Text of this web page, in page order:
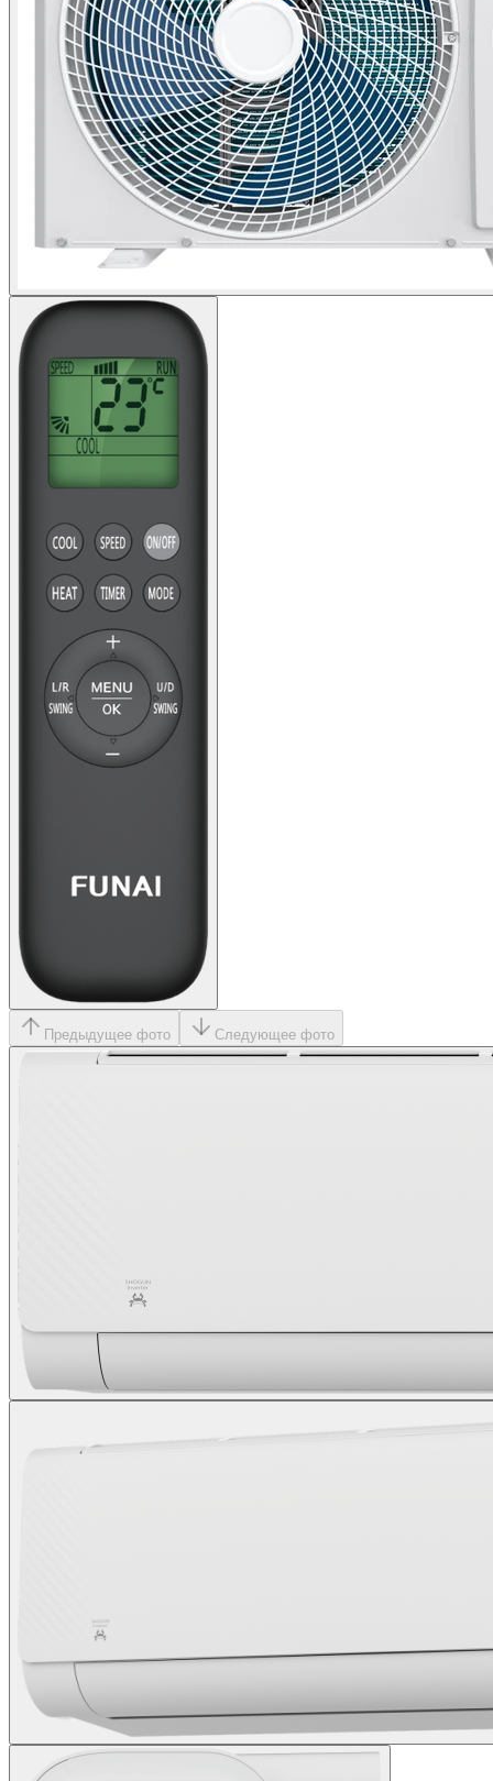
Предыдущее фото Следующее фото